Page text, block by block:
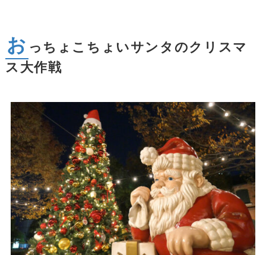
お っちょこちょいサンタのクリスマ
ス大作戦